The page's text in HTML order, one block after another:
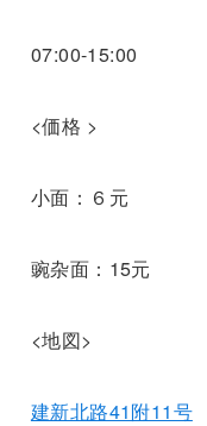
07:00-15:00
<価格 >
小面：６元
豌杂面：15元
<地図>
建新北路41附11号